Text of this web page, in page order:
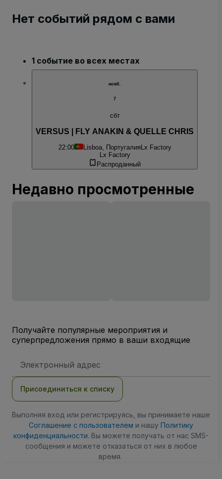
Нет событий рядом с вами
1 событие во всех местах
нояб.
7
сбт
VERSUS | FLY ANAKIN & QUELLE CHRIS
22:00 Lisboa, Португалия Lx Factory
Lx Factory
Распроданный
Недавно просмотренные
Получайте популярные мероприятия и
суперпредложения прямо в ваши входящие
электронной
Присоединиться к списку
Выполняя вход или регистрируясь, вы принимаете наше
Соглашение с пользователем и нашу Политику
конфиденциальности. Вы можете получать от нас SMS-
сообщения и можете отказаться от них в любое
время.